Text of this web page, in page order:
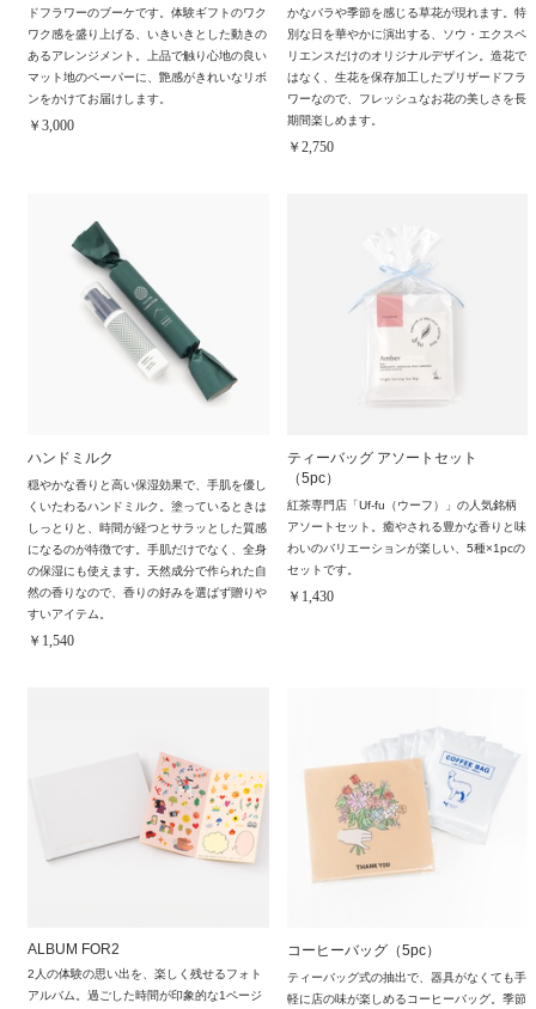
ドフラワーのブーケです。体験ギフトのワク
ワク感を盛り上げる、いきいきとした動きの
あるアレンジメント。上品で触り心地の良い
マット地のペーパーに、艶感がきれいなリボ
ンをかけてお届けします。
￥3,000
かなバラや季節を感じる草花が現れます。特
別な日を華やかに演出する、ソウ・エクスペ
リエンスだけのオリジナルデザイン。造花で
はなく、生花を保存加工したプリザードフラ
ワーなので、フレッシュなお花の美しさを長
期間楽しめます。
￥2,750
ハンドミルク
穏やかな香りと高い保湿効果で、手肌を優し
くいたわるハンドミルク。塗っているときは
しっとりと、時間が経つとサラッとした質感
になるのが特徴です。手肌だけでなく、全身
の保湿にも使えます。天然成分で作られた自
然の香りなので、香りの好みを選ばず贈りや
すいアイテム。
￥1,540
ティーバッグ アソートセット
（5pc）
紅茶専門店「Uf-fu（ウーフ）」の人気銘柄
アソートセット。癒やされる豊かな香りと味
わいのバリエーションが楽しい、5種×1pcの
セットです。
￥1,430
ALBUM FOR2
2人の体験の思い出を、楽しく残せるフォト
アルバム。過ごした時間が印象的な1ページ
コーヒーバッグ（5pc）
ティーバッグ式の抽出で、器具がなくても手
軽に店の味が楽しめるコーヒーバッグ。季節